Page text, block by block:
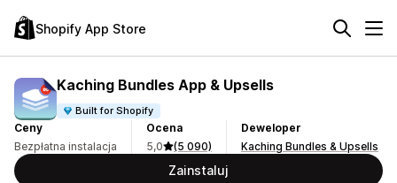
Shopify App Store
Kaching Bundles App & Upsells
Built for Shopify
Ceny
Bezpłatna instalacja
Ocena
5,0
(5 090)
Deweloper
Kaching Bundles & Upsells
Zainstaluj